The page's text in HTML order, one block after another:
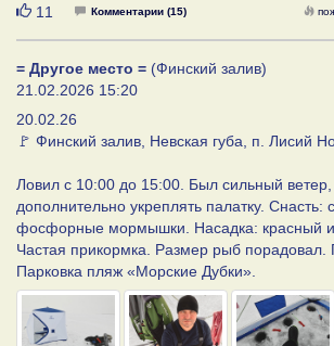
Нравится
11 Комментарии (15)
= Другое место = (Финский залив)
21.02.2026 15:20
20.02.26
🚩 Финский залив, Невская губа, п. Лисий
Ловил с 10:00 до 15:00. Был сильный
дополнительно укреплять палатку. Снасть:
фосфорные мормышки. Насадка: красный
Частая прикормка. Размер рыб порадовал.
Парковка пляж «Морские Дубки».